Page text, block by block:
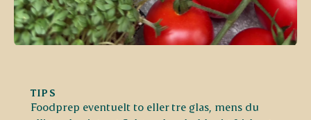
TIPS
Foodprep eventuelt to eller tre glas, mens du